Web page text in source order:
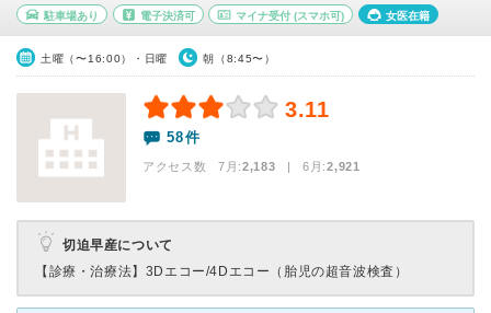
駐車場あり 電子決済可 マイナ受付 (スマホ可) 女医在籍
土曜（〜16:00）・日曜 朝（8:45〜）
3.11
58件
アクセス数 7月:2,183 | 6月:2,921
切迫早産について
【診療・治療法】 3Dエコー/4Dエコー（胎児の超音波検査）